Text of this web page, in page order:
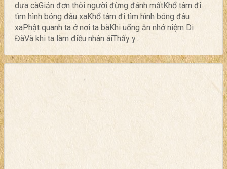
dưa càGiản đơn thôi người đừng đánh mấtKhổ tâm đi
tìm hình bóng đâu xaKhổ tâm đi tìm hình bóng đâu
xaPhật quanh ta ở nơi ta bàKhi uống ăn nhớ niệm Di
ĐàVà khi ta làm điều nhân áiThấy y...